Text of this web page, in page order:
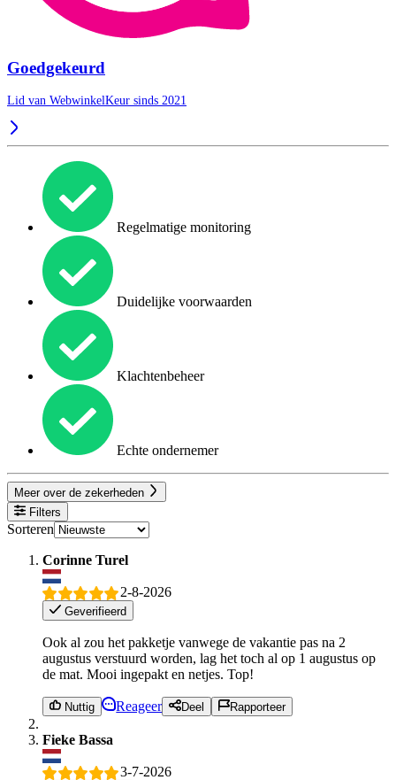
Goedgekeurd
Lid van WebwinkelKeur sinds 2021
Regelmatige monitoring
Duidelijke voorwaarden
Klachtenbeheer
Echte ondernemer
Meer over de zekerheden
Filters
Sorteren
Corinne Turel
2-8-2026
Geverifieerd
Ook al zou het pakketje vanwege de vakantie pas na 2
augustus verstuurd worden, lag het toch al op 1 augustus op
de mat. Mooi ingepakt en netjes. Top!
Nuttig Reageer Deel Rapporteer
Fieke Bassa
3-7-2026